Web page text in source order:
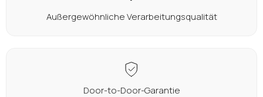
Außergewöhnliche Verarbeitungsqualität
Door-to-Door-Garantie